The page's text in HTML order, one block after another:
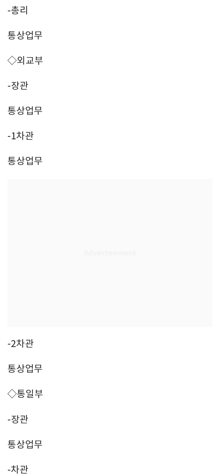
-총리
통상업무
◇외교부
-장관
통상업무
-1차관
통상업무
-2차관
통상업무
◇통일부
-장관
통상업무
-차관